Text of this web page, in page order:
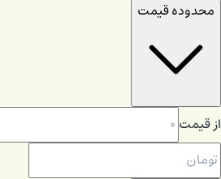
محدوده قیمت
از قیمت